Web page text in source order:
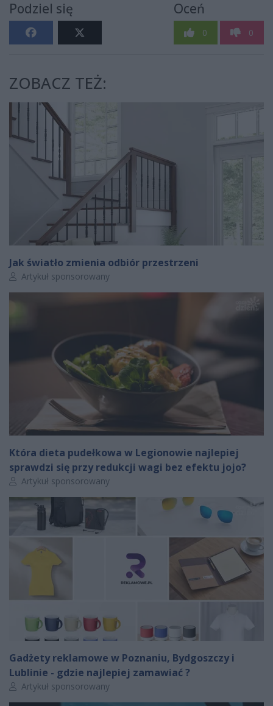
Podziel się Oceń
0 0
ZOBACZ TEŻ:
Jak światło zmienia odbiór przestrzeni
Autor artykułu:
Artykuł sponsorowany
Która dieta pudełkowa w Legionowie najlepiej
sprawdzi się przy redukcji wagi bez efektu jojo?
Autor artykułu:
Artykuł sponsorowany
Gadżety reklamowe w Poznaniu, Bydgoszczy i
Lublinie - gdzie najlepiej zamawiać ?
Autor artykułu:
Artykuł sponsorowany